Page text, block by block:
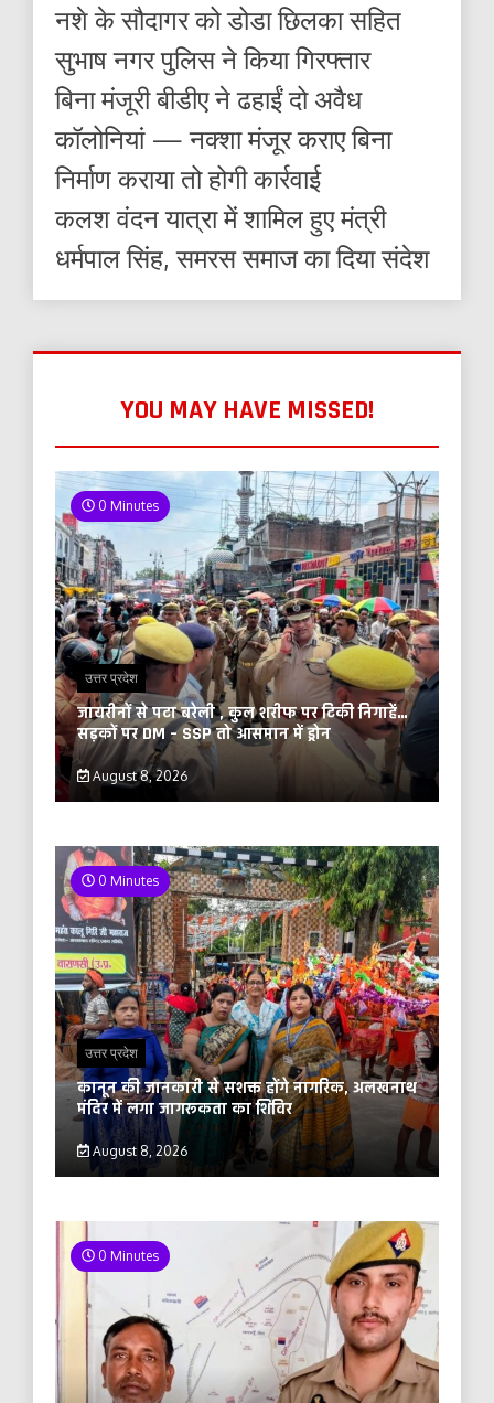
नशे के सौदागर को डोडा छिलका सहित
सुभाष नगर पुलिस ने किया गिरफ्तार
बिना मंजूरी बीडीए ने ढहाईं दो अवैध
कॉलोनियां — नक्शा मंजूर कराए बिना
निर्माण कराया तो होगी कार्रवाई
कलश वंदन यात्रा में शामिल हुए मंत्री
धर्मपाल सिंह, समरस समाज का दिया संदेश
YOU MAY HAVE MISSED!
0 Minutes
उत्तर प्रदेश
जायरीनों से पटा बरेली , कुल शरीफ पर टिकी निगाहें…
सड़कों पर DM – SSP तो आसमान में ड्रोन
August 8, 2026
0 Minutes
उत्तर प्रदेश
कानून की जानकारी से सशक्त होंगे नागरिक, अलखनाथ
मंदिर में लगा जागरूकता का शिविर
August 8, 2026
0 Minutes